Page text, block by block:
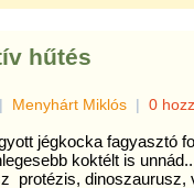
hűtés
| Menyhárt Miklós | 0
jégkocka fagyasztó
koktélt is
protézis, dinoszaurusz,